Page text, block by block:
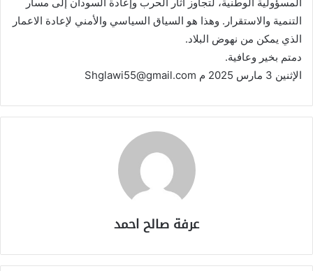
التنمية والاستقرار. وهذا هو السياق السياسي والأمني لإعادة الاعمار
الذي يمكن من نهوض البلاد.
دمتم بخير وعافية.
الإثنين 3 مارس 2025 م Shglawi55@gmail.com
عرفة صالح احمد